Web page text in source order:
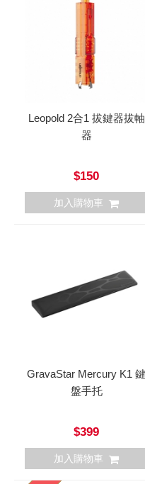
Leopold 2合1 拔鍵器拔軸
器
$150
加入購物車
GravaStar Mercury K1 鍵
盤手托
$399
加入購物車